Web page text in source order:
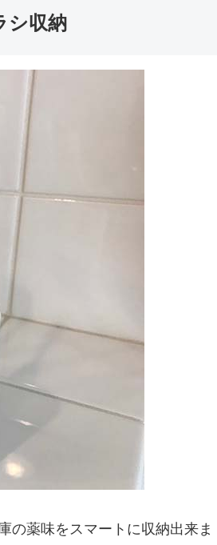
シ収納
の薬味をスマートに収納出来ま